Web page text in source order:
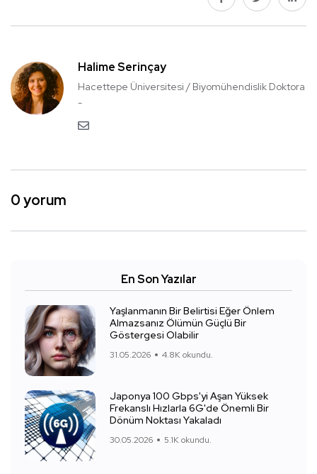
Halime Serinçay
Hacettepe Üniversitesi / Biyomühendislik Doktora
-
0 yorum
En Son Yazılar
Yaşlanmanın Bir Belirtisi Eğer Önlem
Almazsanız Ölümün Güçlü Bir
Göstergesi Olabilir
31.05.2026 4.8K okundu.
Japonya 100 Gbps'yi Aşan Yüksek
Frekanslı Hızlarla 6G'de Önemli Bir
Dönüm Noktası Yakaladı
30.05.2026 5.1K okundu.